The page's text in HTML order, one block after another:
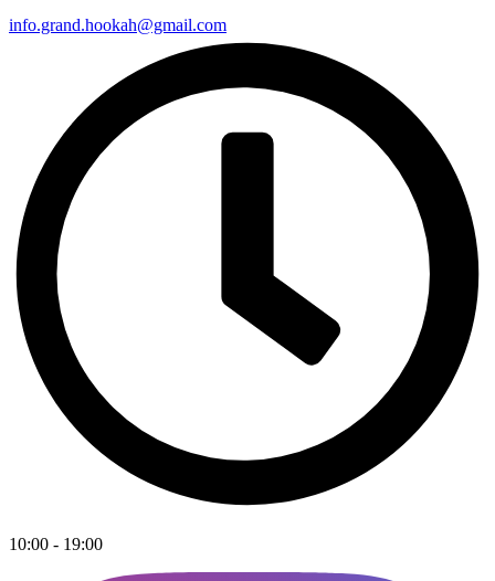
info.grand.hookah@gmail.com
10:00 - 19:00